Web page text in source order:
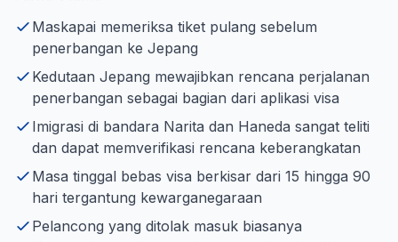
Maskapai memeriksa tiket pulang sebelum
penerbangan ke Jepang
Kedutaan Jepang mewajibkan rencana perjalanan
penerbangan sebagai bagian dari aplikasi visa
Imigrasi di bandara Narita dan Haneda sangat teliti
dan dapat memverifikasi rencana keberangkatan
Masa tinggal bebas visa berkisar dari 15 hingga 90
hari tergantung kewarganegaraan
Pelancong yang ditolak masuk biasanya